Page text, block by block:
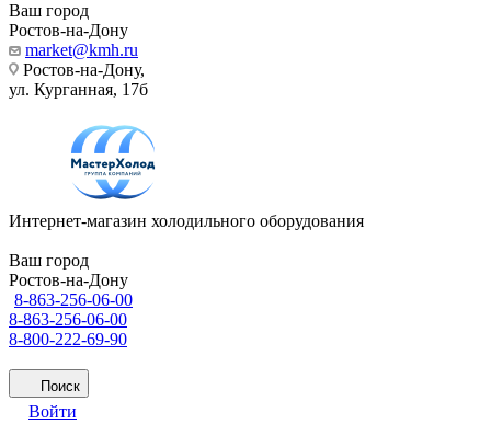
Ваш город
Ростов-на-Дону
market@kmh.ru
Ростов-на-Дону,
ул. Курганная, 17б
Интернет-магазин холодильного оборудования
Ваш город
Ростов-на-Дону
8-863-256-06-00
8-863-256-06-00
8-800-222-69-90
Поиск
Войти